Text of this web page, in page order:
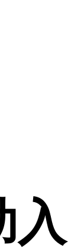
入